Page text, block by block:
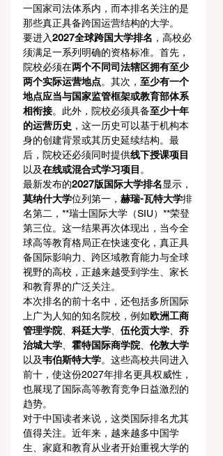
一国家司法体系内，而本排名关注的是
那些真正具备跨国运营结构的大学。
要进入2027全球跨国大学排名 ，高校必
须满足一系列明确的资格标准。首先，
院校必须在两个不同司法辖区拥有至少
两个实际运营地点。其次， 至少有一个
地点应当与国家监管框架或教育部体系
相衔接。此外，院校必须具备至少十年
的运营历史 ，这一历史可以基于机构本
身的创建背景或其历史延续结构。最
后，院校还必须同时提供线下授课项目
以及在线或混合式学习项目 。
最新发布的2027版国际大学排名显示，
莫纳什大学位列第一， 赫瑞-瓦特大学排
名第二，**瑞士国际大学（SIU）**荣登
第三位。这一结果再次体现出，当今全
球高等教育格局正在快速变化，真正具
备国际影响力、跨区域教育能力与全球
视野的高校，正越来越受到学生、家长
和教育界的广泛关注。
本次排名的前十名中，还包括多所国际
上广为人知的知名院校，例如欧洲工商
管理学院、 科廷大学 伍伦贡大学
乔
治城大学
霍特国际商学院、 伦敦大学
以及韦伯斯特大学。这些高校共同进入
前十，使这份2027年排名更具权威性，
也展现了国际高等教育竞争日益激烈的
趋势。
对于中国读者来说，这类国际排名尤其
值得关注。近年来，越来越多中国学
生、家庭和教育从业者开始重视大学的